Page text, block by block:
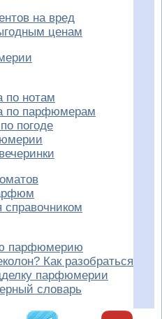
на вред
ценам
нотам
по парфюмерам
погоде
справочником
парфюмерию
Как разобраться
парфюмерии
словарь